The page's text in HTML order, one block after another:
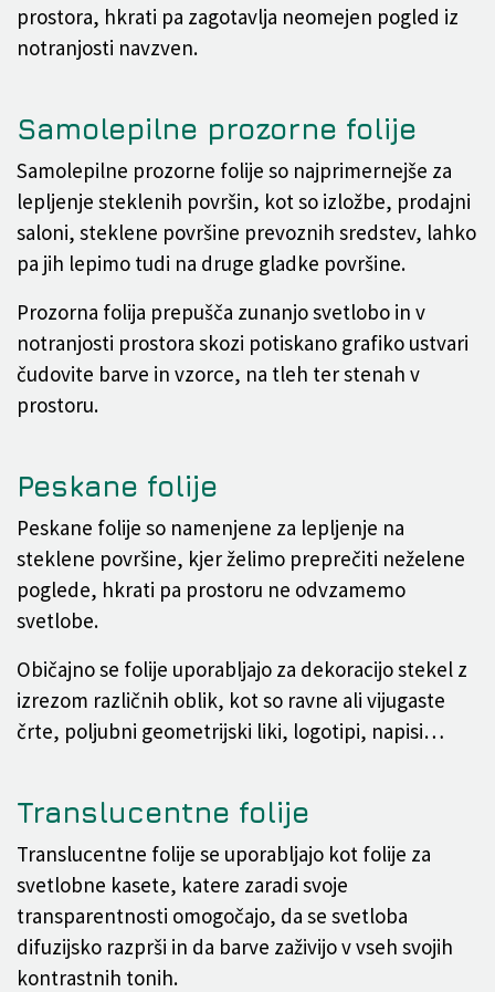
prostora, hkrati pa zagotavlja neomejen pogled iz
notranjosti navzven.
Samolepilne prozorne folije
Samolepilne prozorne folije so najprimernejše za
lepljenje steklenih površin, kot so izložbe, prodajni
saloni, steklene površine prevoznih sredstev, lahko
pa jih lepimo tudi na druge gladke površine.
Prozorna folija prepušča zunanjo svetlobo in v
notranjosti prostora skozi potiskano grafiko ustvari
čudovite barve in vzorce, na tleh ter stenah v
prostoru.
Peskane folije
Peskane folije so namenjene za lepljenje na
steklene površine, kjer želimo preprečiti neželene
poglede, hkrati pa prostoru ne odvzamemo
svetlobe.
Običajno se folije uporabljajo za dekoracijo stekel z
izrezom različnih oblik, kot so ravne ali vijugaste
črte, poljubni geometrijski liki, logotipi, napisi…
Translucentne folije
Translucentne folije se uporabljajo kot folije za
svetlobne kasete, katere zaradi svoje
transparentnosti omogočajo, da se svetloba
difuzijsko razprši in da barve zaživijo v vseh svojih
kontrastnih tonih.